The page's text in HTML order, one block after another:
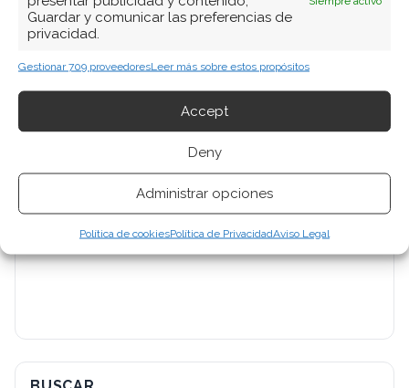
Guardar y comunicar las preferencias de
privacidad.
Gestionar 709 proveedoresLeer más sobre estos propósitos
Accept
Deny
Administrar opciones
Política de cookiesPolítica de PrivacidadAviso Legal